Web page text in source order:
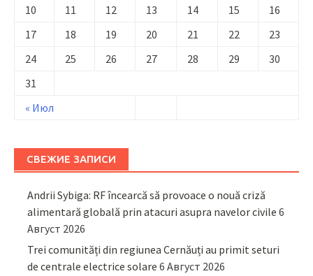
« Июл
10
11 12 13 14 15
16
17
18 19 20 21 22
23
24
25 26 27 28 29
30
31
СВЕЖИЕ ЗАПИСИ
Andrii Sybiga: RF încearcă să provoace o nouă criză
alimentară globală prin atacuri asupra navelor civile 6
Август 2026
Trei comunități din regiunea Cernăuți au primit seturi
de centrale electrice solare 6 Август 2026